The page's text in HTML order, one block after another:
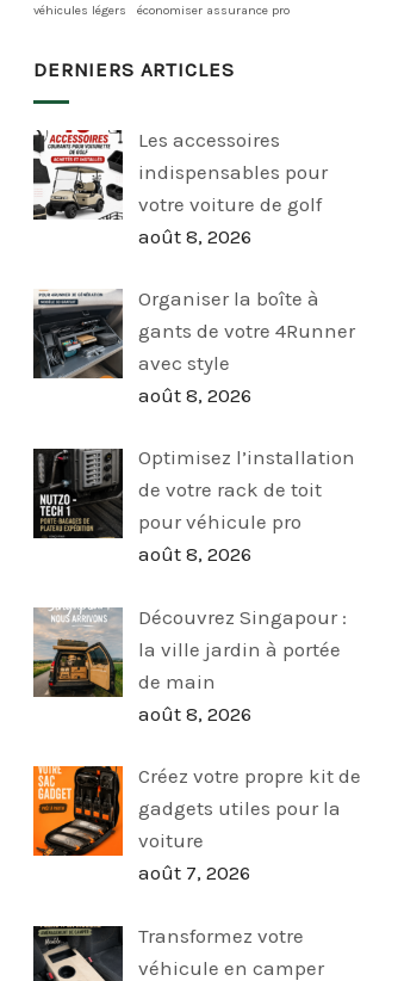
véhicules légers économiser assurance pro
DERNIERS ARTICLES
Les accessoires
indispensables pour
votre voiture de golf
août 8, 2026
Organiser la boîte à
gants de votre 4Runner
avec style
août 8, 2026
Optimisez l’installation
de votre rack de toit
pour véhicule pro
août 8, 2026
Découvrez Singapour :
la ville jardin à portée
de main
août 8, 2026
Créez votre propre kit de
gadgets utiles pour la
voiture
août 7, 2026
Transformez votre
véhicule en camper